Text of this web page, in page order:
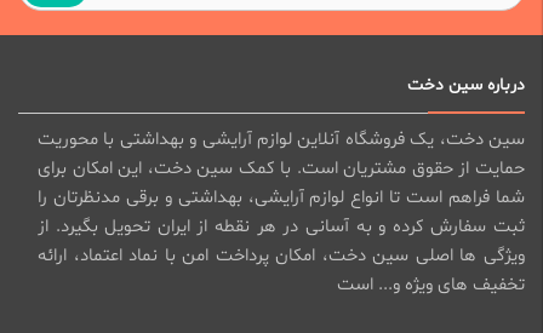
درباره سین دخت
سین دخت، یک فروشگاه آنلاین لوازم آرایشی و بهداشتی با محوریت
حمایت از حقوق مشتریان است. با کمک سین دخت، این امکان برای
شما فراهم است تا انواع لوازم آرایشی، بهداشتی و برقی مدنظرتان را
ثبت سفارش کرده و به آسانی در هر نقطه از ایران تحویل بگیرد. از
ویژگی ها اصلی سین دخت، امکان پرداخت امن با نماد اعتماد، ارائه
تخفیف های ویژه و... است